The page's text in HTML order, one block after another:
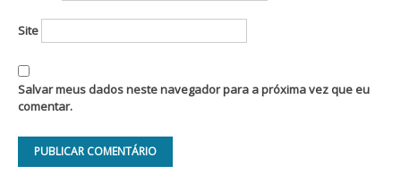
Site
Salvar meus dados neste navegador para a próxima vez que eu
comentar.